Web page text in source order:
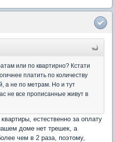
или по квартирно? Кстати
платить по количеству
а не по метрам. Но и тут
не все прописанные живут в
естественно за оплату
доме нет трешек, а
чем в 2 раза, поэтому,